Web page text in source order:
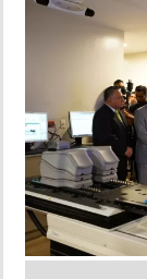
DEPORTES
INSÓLITAS
MULTIMEDIA